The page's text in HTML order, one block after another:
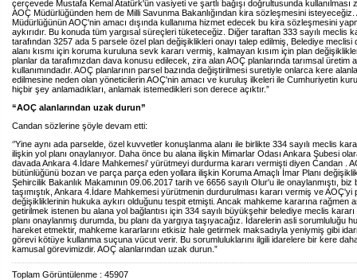
çerçevede Mustafa Kemal Atatürk'ün vasiyeti ve şartlı bağışı doğrultusunda kullanılması
AOÇ Müdürlüğünden hem de Milli Savunma Bakanlığından kira sözleşmesini isteyeceğiz.
Müdürlüğünün AOÇ'nin amacı dışında kullanıma hizmet edecek bu kira sözleşmesini
aykırıdır. Bu konuda tüm yargısal süreçleri tüketeceğiz. Diğer taraftan 333 sayılı meclis
tarafından 3257 ada 5 parsele özel plan değişiklikleri onayı talep edilmiş, Belediye meclisi
alanı kısmı için koruma kuruluna sevk kararı vermiş, kalmayan kısım için plan
planlar da tarafımızdan dava konusu edilecek, zira alan AOÇ planlarında tarımsal üretim
kullanımındadır. AOÇ planlarının parsel bazında değiştirilmesi suretiyle onlarca kere
edilmesine neden olan yöneticilerin AOÇ'nin amacı ve kuruluş ilkeleri ile Cumhuriyetin
hiçbir şey anlamadıkları, anlamak istemedikleri son derece açıktır.”
“AOÇ alanlarından uzak durun”
Candan sözlerine şöyle devam etti:
‘’Yine aynı ada parselde, özel kuvvetler konuşlanma alanı ile birlikte 334 sayılı meclis
ilişkin yol planı onaylanıyor. Daha önce bu alana ilişkin Mimarlar Odası Ankara Şubesi
davada Ankara 4.İdare Mahkemesi' yürütmeyi durdurma kararı vermişti diyen Candan .
bütünlüğünü bozan ve parça parça eden yollara ilişkin Koruma Amaçlı İmar Planı
Şehircilik Bakanlık Makamının 09.06.2017 tarih ve 6656 sayılı Olur'u ile onaylanmıştı, biz
taşımıştık, Ankara 4.İdare Mahkemesi yürütmenin durdurulması kararı vermiş ve AOÇ'yi
değişikliklerinin hukuka aykırı olduğunu tespit etmişti. Ancak mahkeme kararına rağmen
getirilmek istenen bu alana yol bağlantısı için 334 sayılı büyükşehir belediye meclis
planı onaylanmış durumda, bu planı da yargıya taşıyacağız. İdarelerin asli sorumluluğu
hareket etmektir, mahkeme kararlarını etkisiz hale getirmek maksadıyla yeniymiş gibi
görevi kötüye kullanma suçuna vücut verir. Bu sorumluluklarını ilgili idarelere bir kere
kamusal görevimizdir. AOÇ alanlarından uzak durun.”
Toplam Görüntülenme : 45907